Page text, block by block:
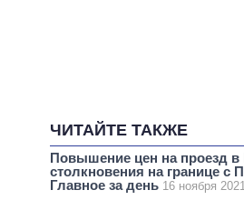
ЧИТАЙТЕ ТАКЖЕ
Повышение цен на проезд в
столкновения на границе с
Главное за день 16 ноября